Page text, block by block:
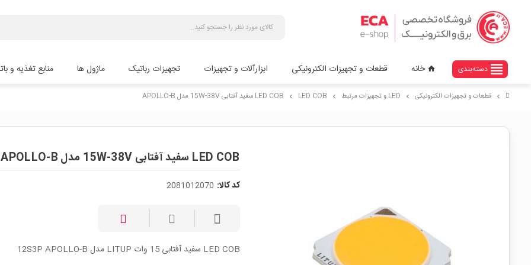
view_headline دسته‌بندی home خانه قطعات و تجهیزات الکترونیکی ابزارآلات و تجهیزات تجهیزات رباتیک ماژول ها منابع تغذیه و
chevron_right قطعات و تجهیزات الکترونیکی chevron_right LED و تجهیزات مرتبط chevron_right
LED COB
chevron_right LED COB سفید آفتابی 15W-38V مدل APOLLO-B
LED COB سفید آفتابی 15W-38V مدل APOLLO-B
کد کالا: 2081012070
LED COB سفید آفتابی 15 وات LITUP مدل 12S3P APOLLO-B